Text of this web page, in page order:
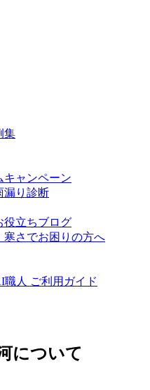
集
キャンペーン
漏り診断
役立ちブログ
寒さでお困りの方へ
人 ご利用ガイド
について